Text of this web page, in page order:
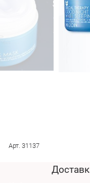
Арт. 31137